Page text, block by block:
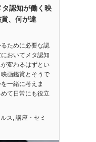
タ認知が働く映
、何が違
ために必要な認
おいてメタ認知
変わるはずとい
画鑑賞とそうで
一緒に考えま
て日常にも役立
ス, 講座・セミ